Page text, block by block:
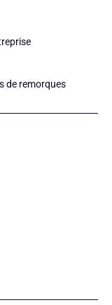
de remorques